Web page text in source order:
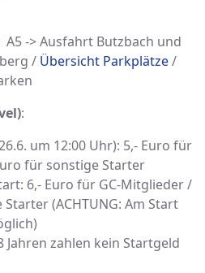
-> Ausfahrt Butzbach und
/ Übersicht Parkplätze/
:
um 12:00 Uhr): 5,- Euro für
für sonstige Starter
6,- Euro für GC-Mitglieder /
(ACHTUNG: Am Start
Jahren zahlen kein Startgeld